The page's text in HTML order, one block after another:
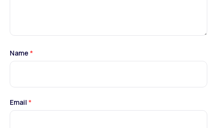
Name *
Email *